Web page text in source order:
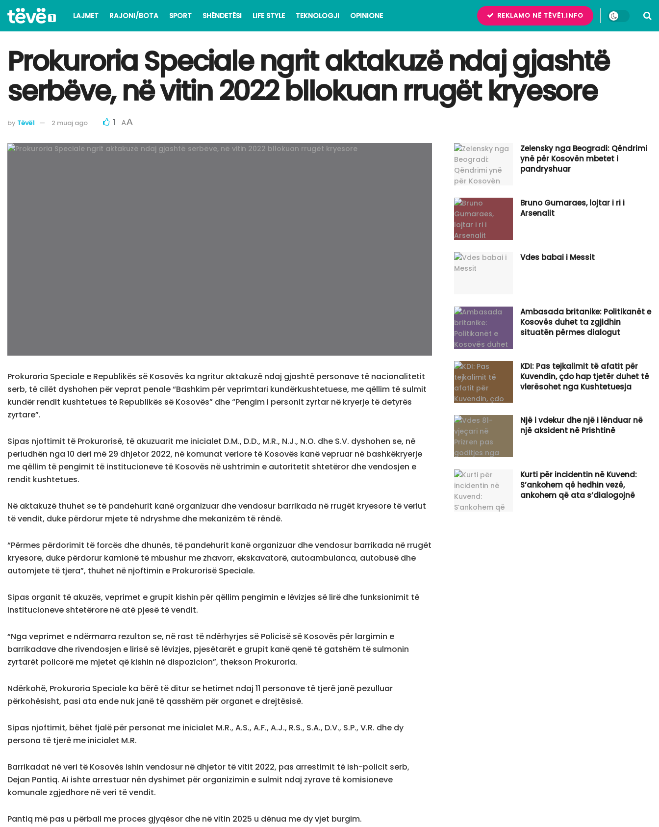
LAJMET RAJONI/BOTA SPORT SHËNDETËSI LIFE STYLE TEKNOLOGJI OPINIONE REKLAMO NË TËVË1.INFO
Prokuroria Speciale ngrit aktakuzë ndaj gjashtë
serbëve, në vitin 2022 bllokuan rrugët kryesore
by Tëvë1 2 muaj ago 1 AA
Prokuroria Speciale e Republikës së Kosovës ka ngritur aktakuzë ndaj gjashtë personave të nacionalitetit
serb, të cilët dyshohen për veprat penale “Bashkim për veprimtari kundërkushtetuese, me qëllim të sulmit
kundër rendit kushtetues të Republikës së Kosovës” dhe “Pengim i personit zyrtar në kryerje të detyrës
zyrtare”.
Sipas njoftimit të Prokurorisë, të akuzuarit me inicialet D.M., D.D., M.R., N.J., N.O. dhe S.V. dyshohen se, në
periudhën nga 10 deri më 29 dhjetor 2022, në komunat veriore të Kosovës kanë vepruar në bashkëkryerje
me qëllim të pengimit të institucioneve të Kosovës në ushtrimin e autoritetit shtetëror dhe vendosjen e
rendit kushtetues.
Në aktakuzë thuhet se të pandehurit kanë organizuar dhe vendosur barrikada në rrugët kryesore të veriut
të vendit, duke përdorur mjete të ndryshme dhe mekanizëm të rëndë.
“Përmes përdorimit të forcës dhe dhunës, të pandehurit kanë organizuar dhe vendosur barrikada në rrugët
kryesore, duke përdorur kamionë të mbushur me zhavorr, ekskavatorë, autoambulanca, autobusë dhe
automjete të tjera”, thuhet në njoftimin e Prokurorisë Speciale.
Sipas organit të akuzës, veprimet e grupit kishin për qëllim pengimin e lëvizjes së lirë dhe funksionimit të
institucioneve shtetërore në atë pjesë të vendit.
“Nga veprimet e ndërmarra rezulton se, në rast të ndërhyrjes së Policisë së Kosovës për largimin e
barrikadave dhe rivendosjen e lirisë së lëvizjes, pjesëtarët e grupit kanë qenë të gatshëm të sulmonin
zyrtarët policorë me mjetet që kishin në dispozicion”, thekson Prokuroria.
Ndërkohë, Prokuroria Speciale ka bërë të ditur se hetimet ndaj 11 personave të tjerë janë pezulluar
përkohësisht, pasi ata ende nuk janë të qasshëm për organet e drejtësisë.
Sipas njoftimit, bëhet fjalë për personat me inicialet M.R., A.S., A.F., A.J., R.S., S.A., D.V., S.P., V.R. dhe dy
persona të tjerë me inicialet M.R.
Barrikadat në veri të Kosovës ishin vendosur në dhjetor të vitit 2022, pas arrestimit të ish-policit serb,
Dejan Pantiq. Ai ishte arrestuar nën dyshimet për organizimin e sulmit ndaj zyrave të komisioneve
komunale zgjedhore në veri të vendit.
Pantiq më pas u përball me proces gjyqësor dhe në vitin 2025 u dënua me dy vjet burgim.
Zelensky nga Beogradi: Qëndrimi
ynë për Kosovën mbetet i
pandryshuar
Bruno Gumaraes, lojtar i ri i
Arsenalit
Vdes babai i Messit
Ambasada britanike: Politikanët e
Kosovës duhet ta zgjidhin
situatën përmes dialogut
KDI: Pas tejkalimit të afatit për
Kuvendin, çdo hap tjetër duhet të
vlerësohet nga Kushtetuesja
Një i vdekur dhe një i lënduar në
një aksident në Prishtinë
Kurti për incidentin në Kuvend:
S’ankohem që hedhin vezë,
ankohem që ata s’dialogojnë